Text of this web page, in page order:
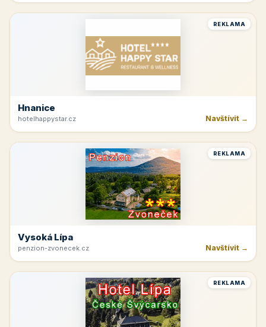
REKLAMA
Hnanice
hotelhappystar.cz Navštívit →
REKLAMA
Vysoká Lípa
penzion-zvonecek.cz Navštívit →
REKLAMA